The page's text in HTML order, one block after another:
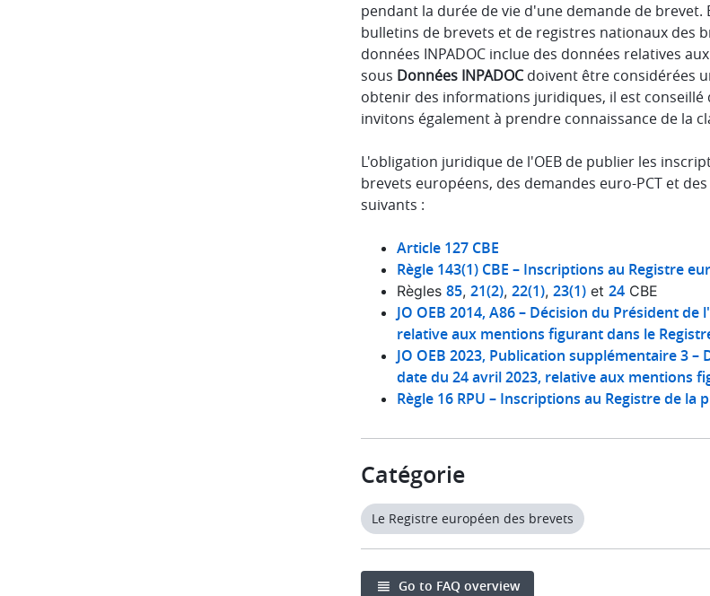
pendant la durée de vie d'une demande de
bulletins de brevets et de registres nationaux des
données INPADOC inclue des données relatives
sous Données INPADOCdoivent être considérées
obtenir des informations juridiques, il est
invitons également à prendre connaissance de la
L'obligation juridique de l'OEB de publier les
brevets européens, des demandes euro-PCT et
suivants :
Article 127 CBE
Règle 143(1) CBE – Inscriptions au Registre
Règles 85, 21(2), 22(1), 23(1) et 24 CBE
JO OEB 2014, A86 – Décision du Président
relative aux mentions figurant dans le
JO OEB 2023, Publication supplémentaire 3
date du 24 avril 2023, relative aux mentions
Règle 16 RPU – Inscriptions au Registre de
Catégorie
Le Registre européen des brevets
Go to FAQ overview